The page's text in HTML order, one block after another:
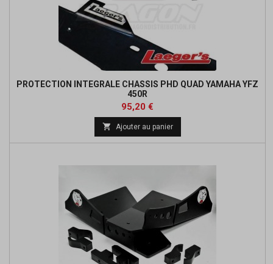
PROTECTION INTEGRALE CHASSIS PHD QUAD YAMAHA YFZ
450R
Prix
95,20 €
base
 Ajouter au panier